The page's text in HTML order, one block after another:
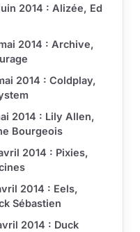
2014 : Alizée, Ed
2014 : Archive,
2014 : Coldplay,
2014 : Lily Allen,
Bourgeois
2014 : Pixies,
2014 : Eels,
Sébastien
2014 : Duck